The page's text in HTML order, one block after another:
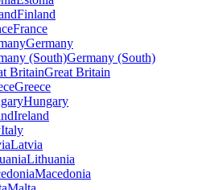
Finland
France
Germany
Germany (South)
Great Britain
Greece
Hungary
Ireland
Italy
Latvia
Lithuania
Macedonia